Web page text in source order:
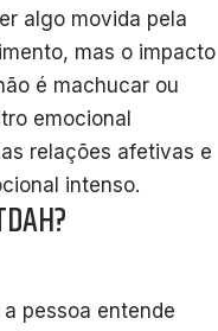
algo movida pela
mas o impacto
é machucar ou
emocional
relações afetivas e
intenso.
pessoa entende